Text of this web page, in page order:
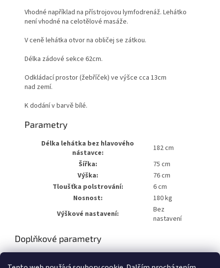
Vhodné například na přístrojovou lymfodrenáž. Lehátko
není vhodné na celotělové masáže.
V ceně lehátka otvor na obličej se zátkou.
Délka zádové sekce 62cm.
Odkládací prostor (žebříček) ve výšce cca 13cm
nad zemí.
K dodání v barvě bílé.
Parametry
Délka lehátka bez hlavového
nástavce:
182 cm
Šířka:
75 cm
Výška:
76 cm
Tloušťka polstrování:
6 cm
Nosnost:
180 kg
Výškové nastavení:
Bez
nastavení
Doplňkové parametry